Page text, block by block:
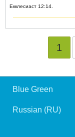
Екклесиаст 12:14.
1
Blue Green
Russian (RU)